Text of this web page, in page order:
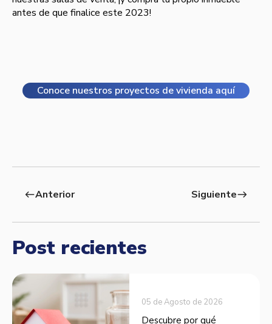
antes de que finalice este 2023!
Conoce nuestros proyectos de vivienda aquí
westAnterior Siguienteeast
Post recientes
05 de Agosto de 2026
Descubre por qué